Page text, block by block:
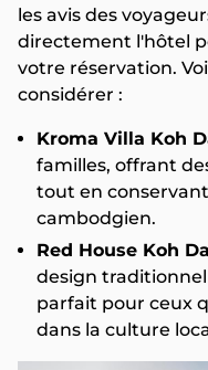
les avis des
directement l'hôtel
votre réservation.
considérer :
Kroma Villa Koh
familles, offrant
tout en
cambodgien.
Red House Koh
design
parfait pour ceux
dans la culture